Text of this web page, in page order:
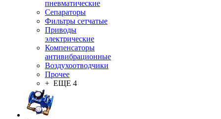
пневматические
Сепараторы
Фильтры сетчатые
Приводы
электрические
Компенсаторы
антивибрационные
Воздухоотводчики
Прочее
+ ЕЩЕ 4